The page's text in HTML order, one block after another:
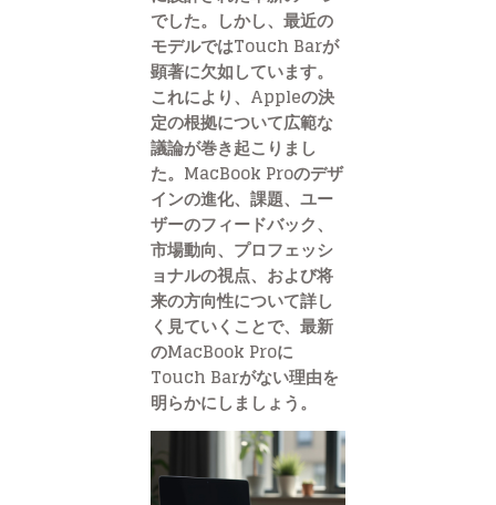
でした。しかし、最近の
モデルではTouch Barが
顕著に欠如しています。
これにより、Appleの決
定の根拠について広範な
議論が巻き起こりまし
た。MacBook Proのデザ
インの進化、課題、ユー
ザーのフィードバック、
市場動向、プロフェッシ
ョナルの視点、および将
来の方向性について詳し
く見ていくことで、最新
のMacBook Proに
Touch Barがない理由を
明らかにしましょう。